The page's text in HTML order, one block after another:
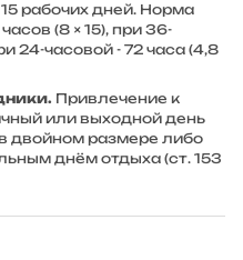
рабочих дней. Норма
(8 × 15), при 36-
24-часовой - 72 часа (4,8
Привлечение к
или выходной день
двойном размере либо
днём отдыха (ст. 153